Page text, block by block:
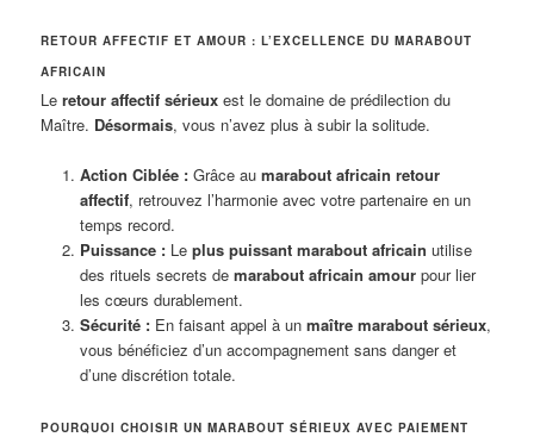
RETOUR AFFECTIF ET AMOUR : L’EXCELLENCE DU MARABOUT
AFRICAIN
Leretour affectif sérieux est le domaine de prédilection du
Maître. Désormais, vous n’avez plus à subir la solitude.
Action Ciblée :Grâce au marabout africain retour
affectif, retrouvez l’harmonie avec votre partenaire en un
temps record.
Puissance :Le plus puissant marabout africain utilise
des rituels secrets de marabout africain amourpour lier
les cœurs durablement.
Sécurité :En faisant appel à un maître marabout sérieux,
vous bénéficiez d’un accompagnement sans danger et
d’une discrétion totale.
POURQUOI CHOISIR UN MARABOUT SÉRIEUX AVEC PAIEMENT